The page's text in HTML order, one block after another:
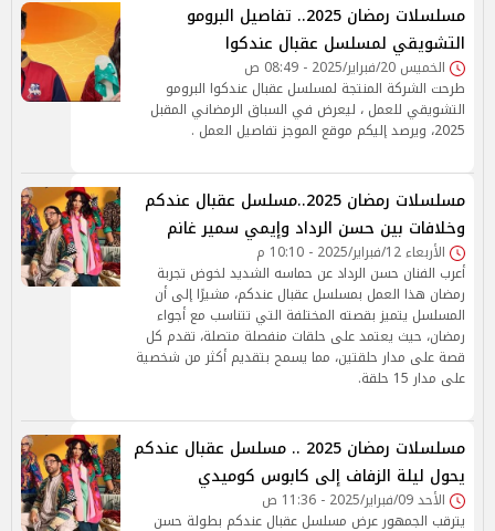
مسلسلات رمضان 2025.. تفاصيل البرومو
التشويقي لمسلسل عقبال عندكوا
الخميس 20/فبراير/2025 - 08:49 ص
طرحت الشركة المنتجة لمسلسل عقبال عندكوا البرومو
التشويقي للعمل ، ليعرض في السباق الرمضاني المقبل
2025، ويرصد إليكم موقع الموجز تفاصيل العمل .
مسلسلات رمضان 2025..مسلسل عقبال عندكم
وخلافات بين حسن الرداد وإيمي سمير غانم
الأربعاء 12/فبراير/2025 - 10:10 م
أعرب الفنان حسن الرداد عن حماسه الشديد لخوض تجربة
رمضان هذا العمل بمسلسل عقبال عندكم، مشيرًا إلى أن
المسلسل يتميز بقصته المختلفة التي تتناسب مع أجواء
رمضان، حيث يعتمد على حلقات منفصلة متصلة، تقدم كل
قصة على مدار حلقتين، مما يسمح بتقديم أكثر من شخصية
على مدار 15 حلقة.
مسلسلات رمضان 2025 .. مسلسل عقبال عندكم
يحول ليلة الزفاف إلى كابوس كوميدي
الأحد 09/فبراير/2025 - 11:36 ص
يترقب الجمهور عرض مسلسل عقبال عندكم بطولة حسن